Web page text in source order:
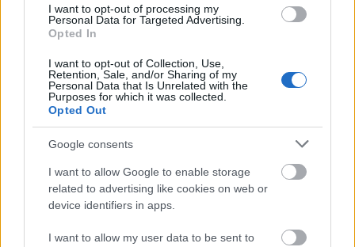
I want to opt-out of processing my
Personal Data for Targeted Advertising.
Opted In
I want to opt-out of Collection, Use,
Retention, Sale, and/or Sharing of my
Personal Data that Is Unrelated with the
Purposes for which it was collected.
Opted Out
Google consents
I want to allow Google to enable storage
related to advertising like cookies on web or
device identifiers in apps.
I want to allow my user data to be sent to